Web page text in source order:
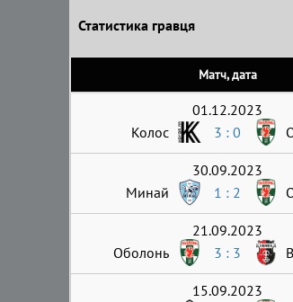
Статистика гравця
Матч, дата
01.12.2023
Колос
3 : 0
30.09.2023
Минай
1 : 2
21.09.2023
Оболонь
3 : 3
15.09.2023